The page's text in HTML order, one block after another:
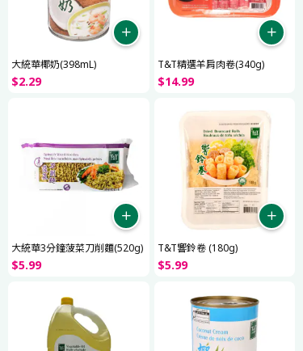
大統華椰奶(398mL)
$2.29
T&T精選羊肩肉卷(340g)
$14.99
大統華3分鐘菠菜刀削麵(520g)
$5.99
T&T響鈴卷 (180g)
$5.99